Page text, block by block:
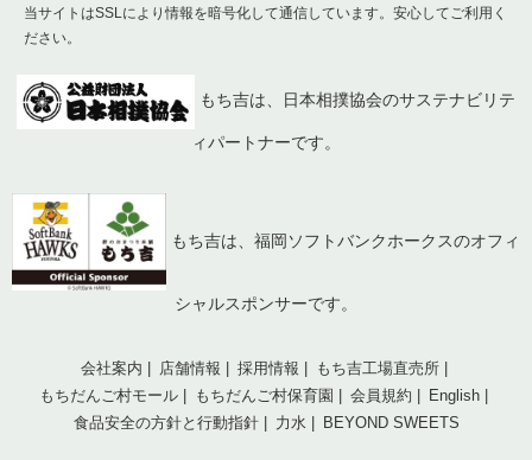
当サイトはSSLにより情報を暗号化して通信しています。安心してご利用く
ださい。
もち吉は、日本相撲協会のサステナビリテ
ィパートナーです。
もち吉は、福岡ソフトバンクホークスのオフィ
シャルスポンサーです。
会社案内 店舗情報 採用情報
もち吉工場直売所
もちだんご村モール
もちだんご村保育園 会員規約
English
食品安全の方針と行動指針
力水 BEYOND SWEETS